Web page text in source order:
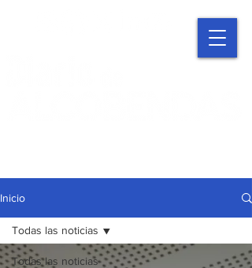
Inicio
Todas las noticias
Todas las noticias